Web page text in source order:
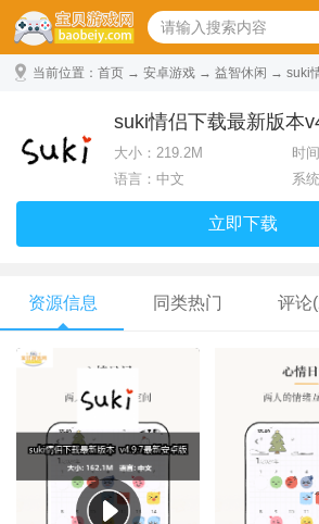
当前位置： 首页 → 安卓游戏 → 益智休闲 → suki
suki情侣下载最新版本
大小： 219.2M
时
语言：中文
系
立即下载
资源信息 同类热门 评论